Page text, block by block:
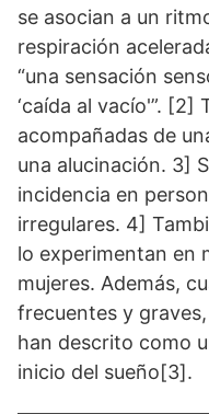
se asocian a un
respiración
“una sensación
‘caída al vacío'”. [2]
acompañadas de
una alucinación. 3]
incidencia en
irregulares. 4]
lo experimentan en
mujeres. Además,
frecuentes y
han descrito como
inicio del sueño[3].